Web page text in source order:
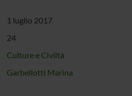
1 luglio 2017
24
Culture e Civiltà
Garbellotti Marina